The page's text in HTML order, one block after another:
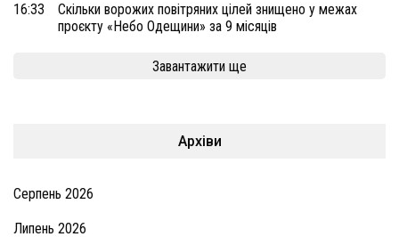
16:33
Скільки ворожих повітряних цілей знищено у межах
проєкту «Небо Одещини» за 9 місяців
Завантажити ще
Архіви
Серпень 2026
Липень 2026